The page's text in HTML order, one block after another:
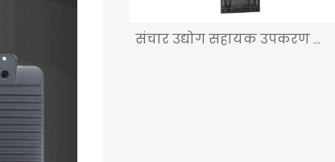
संचार उद्योग सहायक उपकरण एल्यूमिनियम बॉक्स कास्टिंग